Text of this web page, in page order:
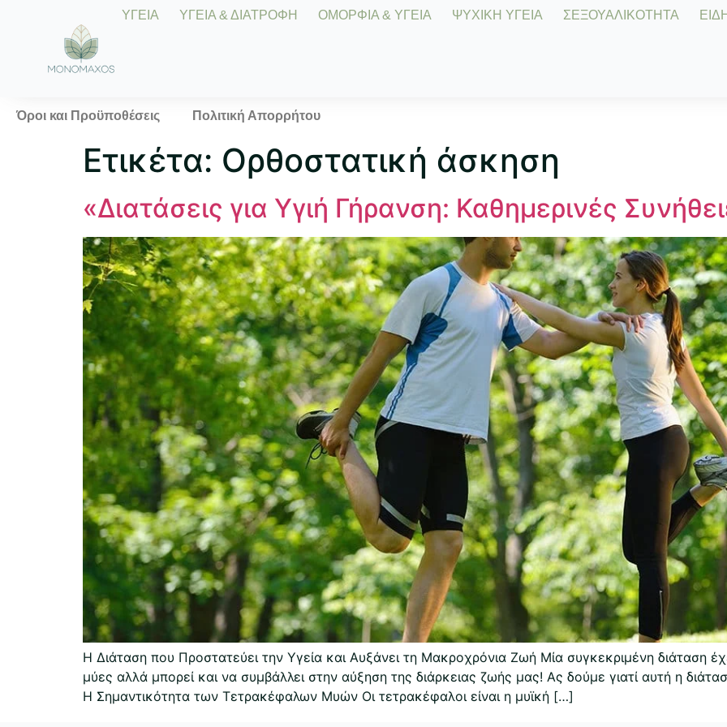
ΥΓΕΙΑ ΥΓΕΙΑ & ΔΙΑΤΡΟΦΗ ΟΜΟΡΦΙΑ & ΥΓΕΙΑ ΨΥΧΙΚΗ ΥΓΕΙΑ ΣΕΞΟΥΑΛΙΚΟΤΗΤΑ
Όροι και Προϋποθέσεις Πολιτική Απορρήτου
Ετικέτα: Ορθοστατική άσκηση
«Διατάσεις για Υγιή Γήρανση: Καθημερινές
Η Διάταση που Προστατεύει την Υγεία και Αυξάνει τη Μακροχρόνια Ζωή Μία συγκεκριμένη διάταση
μύες αλλά μπορεί και να συμβάλλει στην αύξηση της διάρκειας ζωής μας! Ας δούμε γιατί αυτή η
Η Σημαντικότητα των Τετρακέφαλων Μυών Οι τετρακέφαλοι είναι η μυϊκή […]